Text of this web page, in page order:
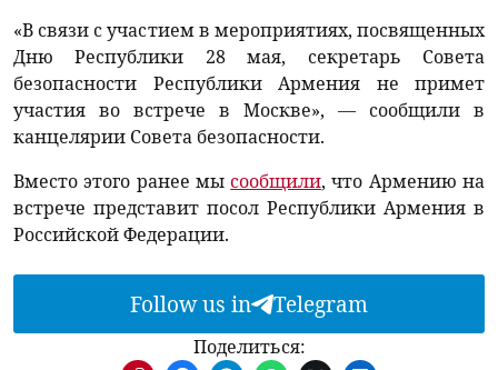
«В связи с участием в мероприятиях, посвященных
Дню Республики 28 мая, секретарь Совета
безопасности Республики Армения не примет
участия во встрече в Москве», — сообщили в
канцелярии Совета безопасности.
Вместо этого ранее мысообщили, что Армению на
встрече представит посол Республики Армения в
Российской Федерации.
Follow us in Telegram
Поделиться: